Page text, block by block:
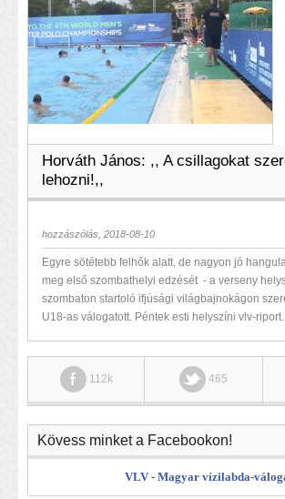
Horváth János: ,, A csillagokat
lehozni!,,
hozzászólás, 2018-08-10
Egyre sötétebb felhők alatt, de nagyon jó
meg első szombathelyi edzését - a verseny
szombaton startoló ifjúsági világbajnokágon
U18-as válogatott. Péntek esti helyszíni vlv-riport.
112k 465
Kövess minket a Facebookon!
VLV - Magyar vízilabda-